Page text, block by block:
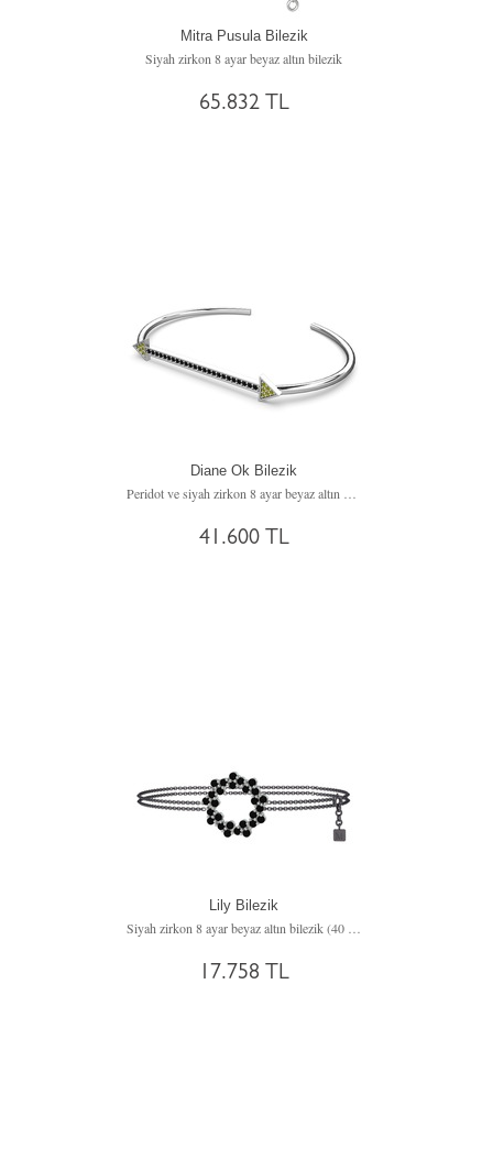
Mitra Pusula Bilezik
Siyah zirkon 8 ayar beyaz altın bilezik
65.832 TL
Diane Ok Bilezik
41.600 TL
Lily Bilezik
17.758 TL